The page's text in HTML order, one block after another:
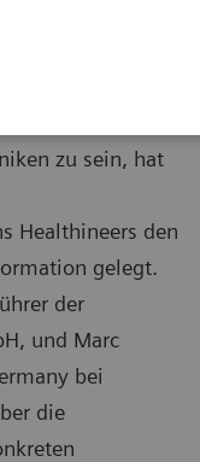
zu sein, hat
Healthineers den
gelegt.
der
und Marc
bei
die